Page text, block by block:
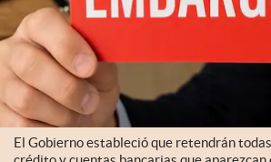
El Gobierno estableció que retendrán